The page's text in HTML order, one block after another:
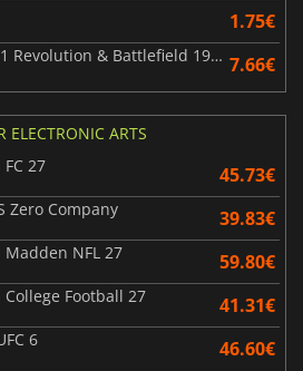
1.75€
Battlefield 1 Revolution & Battlefield 1943 Bundle 7.66€
ELECTRONIC ARTS
FC 27
45.73€
Zero Company 39.83€
Madden NFL 27 59.80€
College Football 27 41.31€
6 46.60€